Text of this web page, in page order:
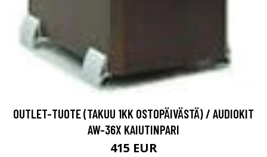
OUTLET-TUOTE (TAKUU 1KK OSTOPÄIVÄSTÄ) / AUDIOKIT
AW-36X KAIUTINPARI
415 EUR